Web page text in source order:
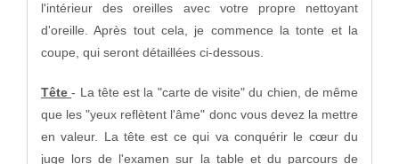
l'intérieur des oreilles avec votre propre nettoyant
d'oreille. Après tout cela, je commence la tonte et la
coupe, qui seront détaillées ci-dessous.
Tête- La tête est la "carte de visite" du chien, de même
que les "yeux reflètent l'âme" donc vous devez la mettre
en valeur. La tête est ce qui va conquérir le cœur du
juge lors de l'examen sur la table et du parcours de